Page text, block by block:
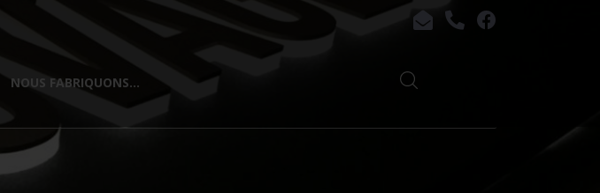
NOUS FABRIQUONS...